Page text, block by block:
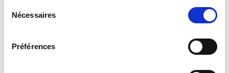
Nécessaires
Préférences